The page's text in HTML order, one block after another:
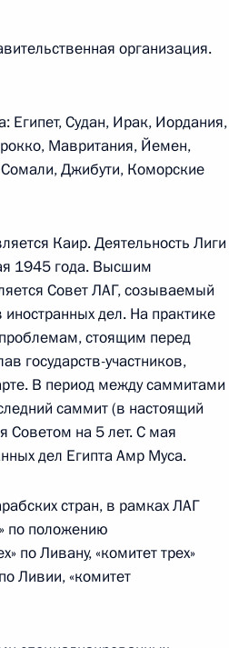
с Председателем
Эллой
организация.
Египет, Судан, Ирак, Иордания,
Мавритания, Йемен,
Джибути, Коморские
Каир. Деятельность Лиги
1945 года. Высшим
Совет ЛАГ, созываемый
дел. На практике
стоящим перед
государств-участников,
В период между саммитами
саммит (в настоящий
Советом на 5 лет. С мая
дел Египта Амр Муса.
стран, в рамках ЛАГ
по положению
по Ливану, «комитет трех»
Ливии, «комитет